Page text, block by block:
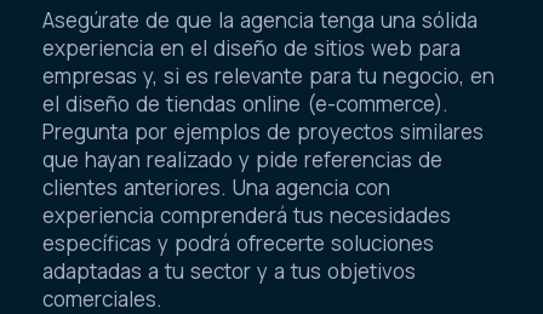
Asegúrate de que la agencia tenga una sólida
experiencia en el diseño de sitios web para
empresas y, si es relevante para tu negocio, en
el diseño de tiendas online (e-commerce).
Pregunta por ejemplos de proyectos similares
que hayan realizado y pide referencias de
clientes anteriores. Una agencia con
experiencia comprenderá tus necesidades
específicas y podrá ofrecerte soluciones
adaptadas a tu sector y a tus objetivos
comerciales.